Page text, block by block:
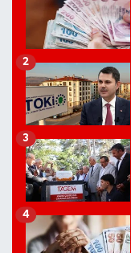
2
3
4